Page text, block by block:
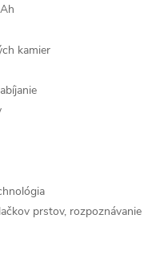
kamier
prstov, rozpoznávanie